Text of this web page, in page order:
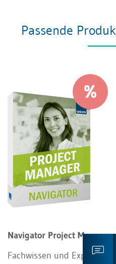
Passende
Navigator Project Manager
Fachwissen und Experten-